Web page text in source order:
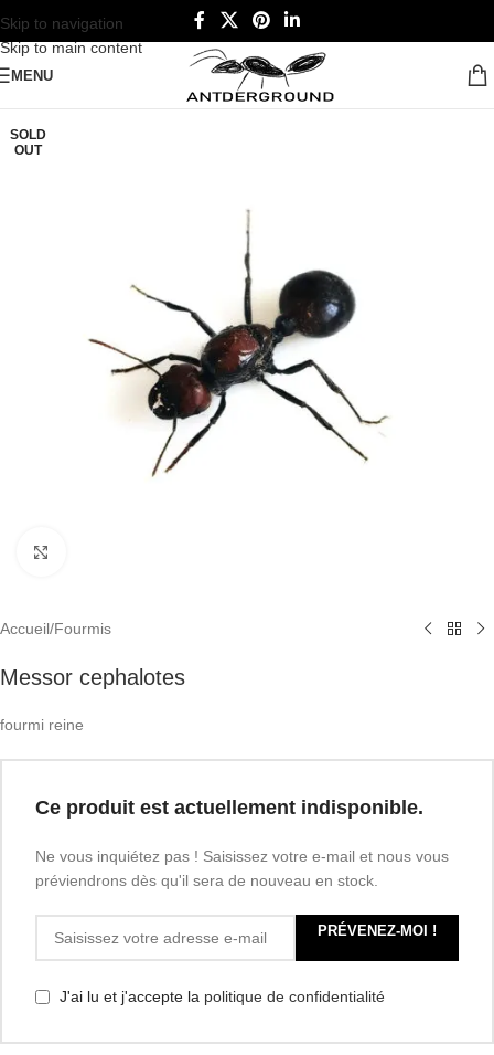
Skip to navigation
Skip to main content
MENU
SOLD
OUT
Accueil/Fourmis
Messor cephalotes
fourmi reine
Ce produit est actuellement indisponible.
Ne vous inquiétez pas ! Saisissez votre e-mail et nous vous
préviendrons dès qu'il sera de nouveau en stock.
PRÉVENEZ-MOI !
J'ai lu et j'accepte la politique de confidentialité